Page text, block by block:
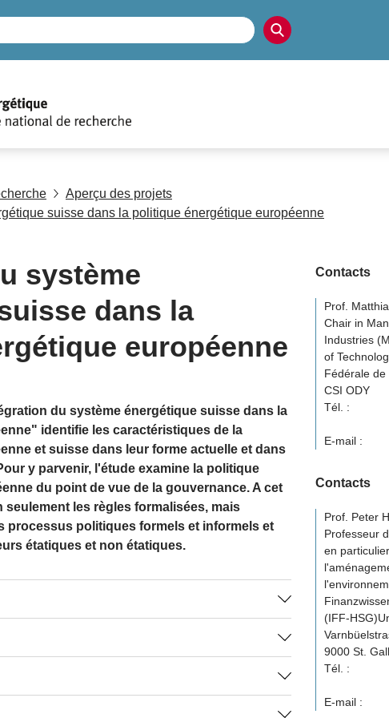
Aperçu des projets
suisse dans la politique énergétique européenne
système
dans la
européenne
du système énergétique suisse dans la
identifie les caractéristiques de la
et suisse dans leur forme actuelle et dans
y parvenir, l'étude examine la politique
du point de vue de la gouvernance. A cet
les règles formalisées, mais
processus politiques formels et informels et
étatiques et non étatiques.
les différences et les lacunes au niveau
européen et suisse. Les normes
législatives de la Commission
Europeans", connu également sous le nom de
compte dans cette analyse. De plus, l'étude
autour des grandes lignes suivantes:
entre l'UE et la Suisse concernant la mise
les effets de l'"européanisation" de la politique
Contacts
Prof.
Chair in
Industries
of
Fédérale de
CSI ODY
Tél. :
E-mail :
Contacts
Prof. Peter
Professeur
en
(IFF-
9000 St.
Tél. :
E-mail :